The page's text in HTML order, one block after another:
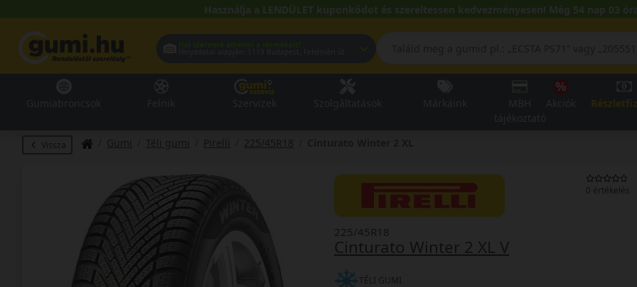
Használja a LENDÜLET kuponkódot és szereltessen kedvezményesen! Még 54 nap 03
Vissza Gumi Téli gumi Pirelli 225/45R18
0 értékelés
Cinturato Winter 2 XL V
225/45R18
TÉLI GUMI